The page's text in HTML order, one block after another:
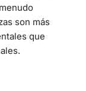
son más
que